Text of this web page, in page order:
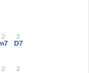
2
D7
2
2 2